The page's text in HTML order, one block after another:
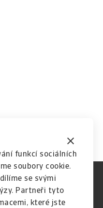
funkcí sociálních
soubory cookie.
se svými
Partneři tyto
které jste